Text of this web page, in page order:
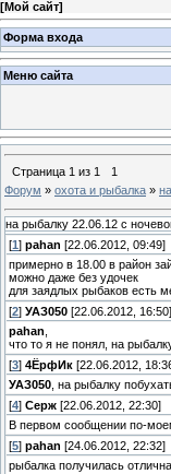
[Мой сайт]
Форма входа
Меню сайта
Страница 1 из 1
1
Форум » охота и рыбалка »
на рыбалку 22.06.12 с
[1 ] pahan [22.06.2012, 09:49]
примерно в 18.00 в район
можно даже без удочек
для заядлых рыбаков есть
[2] УАЗ050 [22.06.2012, 16:50]
pahan
что то я не понял, на
[3] 4ЁрфИк [22.06.2012,
УАЗ050 , на рыбалку
[4] Серж [22.06.2012, 22:30]
В первом сообщении по-
[5] pahan [24.06.2012, 22:32]
рыбалка получилась